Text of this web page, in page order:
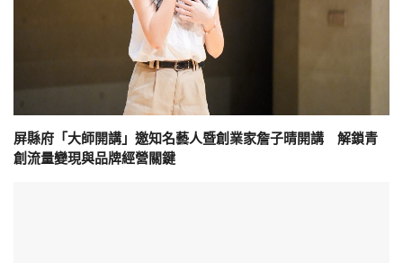
屏縣府「大師開講」邀知名藝人暨創業家詹子晴開講 解鎖青
創流量變現與品牌經營關鍵